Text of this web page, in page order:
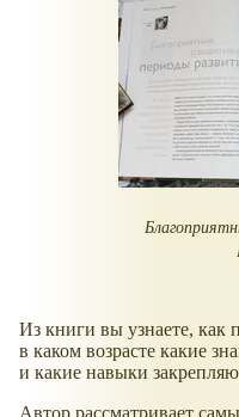
Из книги вы узнаете, как
в каком возрасте какие
и какие навыки